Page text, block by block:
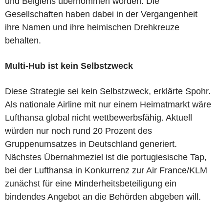
Gesellschaften haben dabei in der Vergangenheit
ihre Namen und ihre heimischen Drehkreuze
behalten.
Multi-Hub ist kein Selbstzweck
Diese Strategie sei kein Selbstzweck, erklärte Spohr.
Als nationale Airline mit nur einem Heimatmarkt wäre
Lufthansa global nicht wettbewerbsfähig. Aktuell
würden nur noch rund 20 Prozent des
Gruppenumsatzes in Deutschland generiert.
Nächstes Übernahmeziel ist die portugiesische Tap,
bei der Lufthansa in Konkurrenz zur Air France/KLM
zunächst für eine Minderheitsbeteiligung ein
bindendes Angebot an die Behörden abgeben will.